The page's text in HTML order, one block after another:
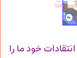
خود ما را